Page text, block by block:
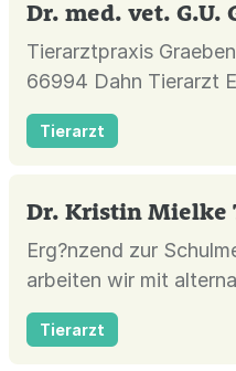
Tierarztpraxis
66994 Dahn Tierarzt
Bundenthal Rumbach
Fischbach Schönau
Tierarzt
Erg?nzend zur
arbeiten wir mit
Tierarzt